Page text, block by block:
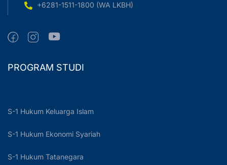
+6281-1511-1800 (WA LKBH)
PROGRAM STUDI
S-1 Hukum Keluarga Islam
S-1 Hukum Ekonomi Syariah
S-1 Hukum Tatanegara